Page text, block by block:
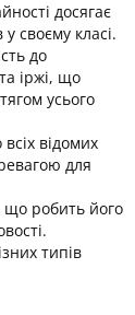
досягає
своєму класі.
до
іржі, що
усього
відомих
для
що робить його
типів